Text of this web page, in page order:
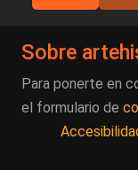
Sobre
Para ponerte en
el formulario de